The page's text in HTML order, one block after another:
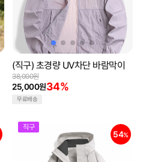
(직구) 초경량 UV차단 바람막이
25,000원34%
38,000원
무료배송
직구
54%